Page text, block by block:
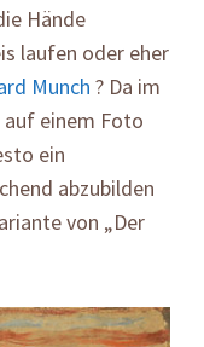
Hände
laufen oder eher
Munch ? Da im
einem Foto
ein
abzubilden
von „Der